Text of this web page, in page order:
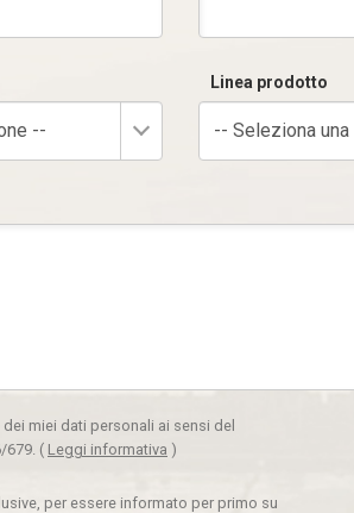
--
Linea prodotto
miei dati personali ai sensi del
679. ( Leggi informativa )
per essere informato per primo su